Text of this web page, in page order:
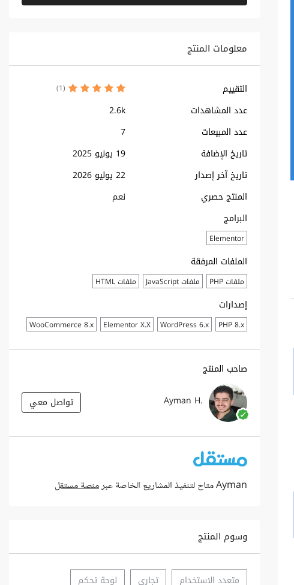
معلومات المنتج
التقييم (1)
عدد المشاهدات
2.6k
عدد المبيعات
7
تاريخ الإضافة
19 يونيو 2025
تاريخ آخر إصدار
22 يوليو 2026
المنتج حصري
نعم
البرامج
Elementor
الملفات المرفقة
ملفات PHP ملفات JavaScript ملفات HTML
إصدارات
PHP 8.x
WordPress 6.x
Elementor X.X
WooCommerce 8.x
صاحب المنتج
Ayman H.
تواصل معي
Ayman متاح لتنفيذ المشاريع الخاصة عبر منصة مستقل
وسوم المنتج
متعدد الاستخدام تجاري
لوحة تحكم